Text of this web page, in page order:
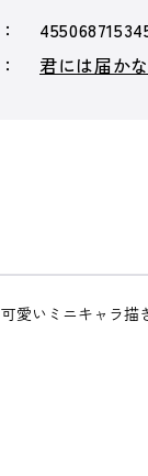
君には届か
愛いミニキャラ